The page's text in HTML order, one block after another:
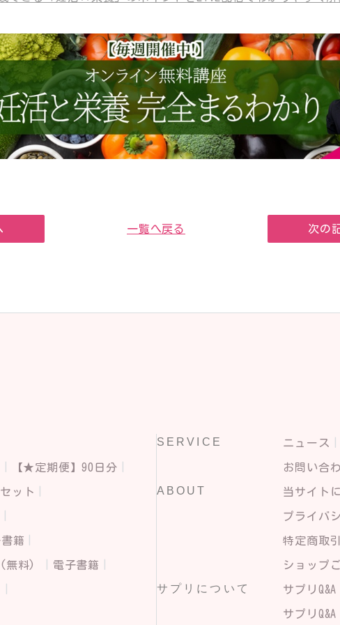
一覧へ戻る 次の
【★定期便】90日分
ット
籍
(無料) 電子書籍
SERVICE ニュース
お問い合
ABOUT 当サイト
プライバ
特定商取
ショップ
サプリについて サプリ
サプリ